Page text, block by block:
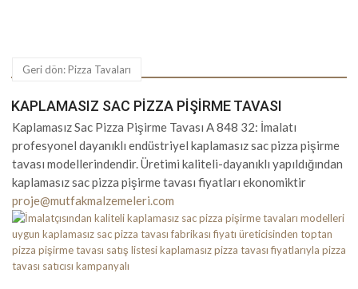
Geri dön: Pizza Tavaları
KAPLAMASIZ SAC PIZZA PIŞIRME TAVASI
Kaplamasız Sac Pizza Pişirme Tavası A 848 32: İmalatı
profesyonel dayanıklı endüstriyel kaplamasız sac pizza pişirme
tavası modellerindendir. Üretimi kaliteli-dayanıklı yapıldığından
kaplamasız sac pizza pişirme tavası fiyatları ekonomiktir
proje@mutfakmalzemeleri.com